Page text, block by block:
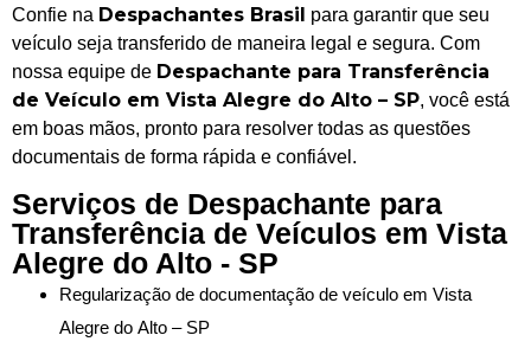
Confie na Despachantes Brasil
para garantir que seu
veículo seja transferido de maneira legal e segura. Com
nossa equipe de Despachante para Transferência
de Veículo em Vista Alegre do Alto – SP, você está
em boas mãos, pronto para resolver todas as questões
documentais de forma rápida e confiável.
Serviços de Despachante para
Transferência de Veículos em Vista
Alegre do Alto - SP
Regularização de documentação de veículo em Vista
Alegre do Alto – SP